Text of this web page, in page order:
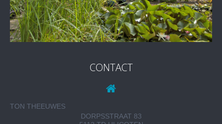
CONTACT
TON THEEUWES
DORPSSTRAAT 83